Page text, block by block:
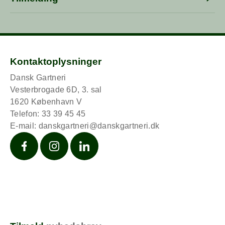
Platform: Microsoft Teams
Kontaktoplysninger
Dansk Gartneri
Vesterbrogade 6D, 3. sal
1620 København V
Telefon: 33 39 45 45
E-mail: danskgartneri@danskgartneri.dk
FacebookInstagramLinkedIn